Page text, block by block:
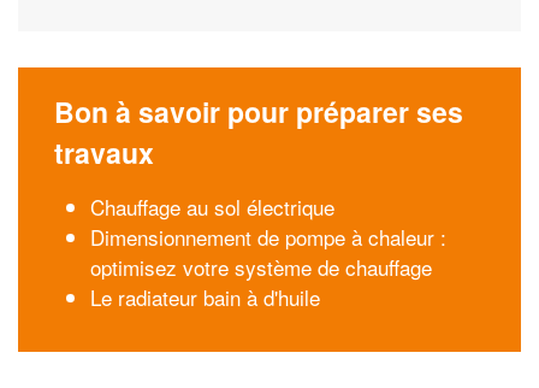
Bon à savoir pour préparer ses
travaux
Chauffage au sol électrique
Dimensionnement de pompe à chaleur :
optimisez votre système de chauffage
Le radiateur bain à d'huile